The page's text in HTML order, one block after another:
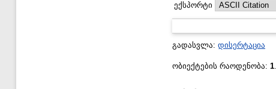
ექსპორტი
გადასვლა: დისერტაცია
ობიექტების რაოდენობა: 1.